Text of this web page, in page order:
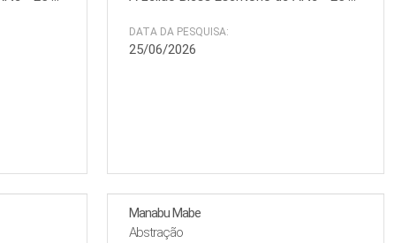
DATA DA PESQUISA:
25/06/2026
Manabu Mabe
Abstração